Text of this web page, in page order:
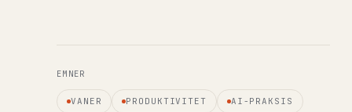
EMNER
VANER PRODUKTIVITET AI-PRAKSIS